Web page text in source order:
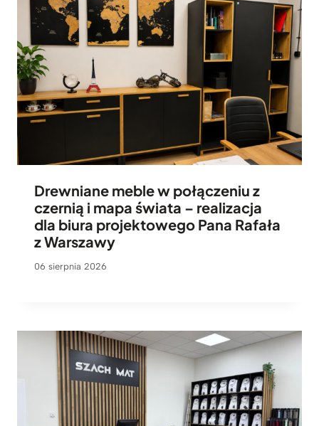
Drewniane meble w połączeniu z
czernią i mapa świata – realizacja
dla biura projektowego Pana Rafała
z Warszawy
06 sierpnia 2026